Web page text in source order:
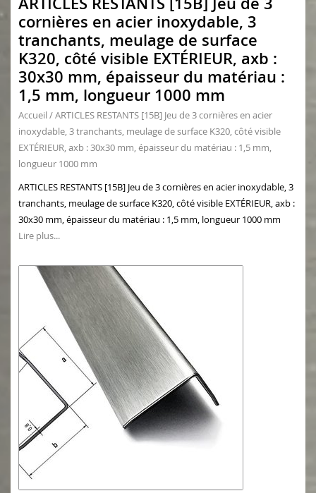
cornières en acier inoxydable, 3
tranchants, meulage de surface
K320, côté visible EXTÉRIEUR, axb :
30x30 mm, épaisseur du matériau :
1,5 mm, longueur 1000 mm
Accueil /ARTICLES RESTANTS [15B] Jeu de 3 cornières en acier
inoxydable, 3 tranchants, meulage de surface K320, côté visible
EXTÉRIEUR, axb : 30x30 mm, épaisseur du matériau : 1,5 mm,
longueur 1000 mm
ARTICLES RESTANTS [15B] Jeu de 3 cornières en acier inoxydable, 3
tranchants, meulage de surface K320, côté visible EXTÉRIEUR, axb :
30x30 mm, épaisseur du matériau : 1,5 mm, longueur 1000 mm
Lire plus...